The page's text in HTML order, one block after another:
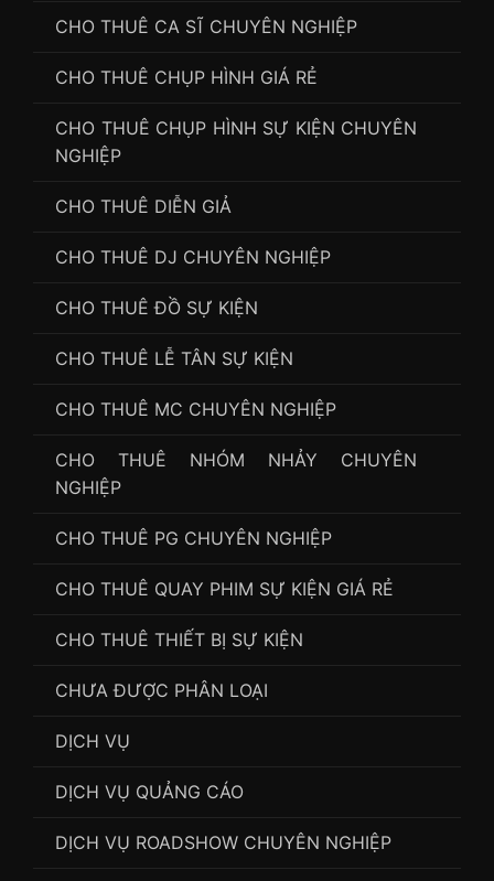
CHO THUÊ CA SĨ CHUYÊN NGHIỆP
CHO THUÊ CHỤP HÌNH GIÁ RẺ
CHO THUÊ CHỤP HÌNH SỰ KIỆN CHUYÊN
NGHIỆP
CHO THUÊ DIỄN GIẢ
CHO THUÊ DJ CHUYÊN NGHIỆP
CHO THUÊ ĐỒ SỰ KIỆN
CHO THUÊ LỄ TÂN SỰ KIỆN
CHO THUÊ MC CHUYÊN NGHIỆP
CHO THUÊ NHÓM NHẢY CHUYÊN
NGHIỆP
CHO THUÊ PG CHUYÊN NGHIỆP
CHO THUÊ QUAY PHIM SỰ KIỆN GIÁ RẺ
CHO THUÊ THIẾT BỊ SỰ KIỆN
CHƯA ĐƯỢC PHÂN LOẠI
DỊCH VỤ
DỊCH VỤ QUẢNG CÁO
DỊCH VỤ ROADSHOW CHUYÊN NGHIỆP